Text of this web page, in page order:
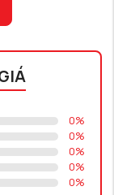
0%
0%
0%
0%
0%